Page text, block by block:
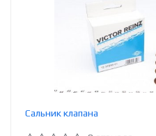
Сальник клапана